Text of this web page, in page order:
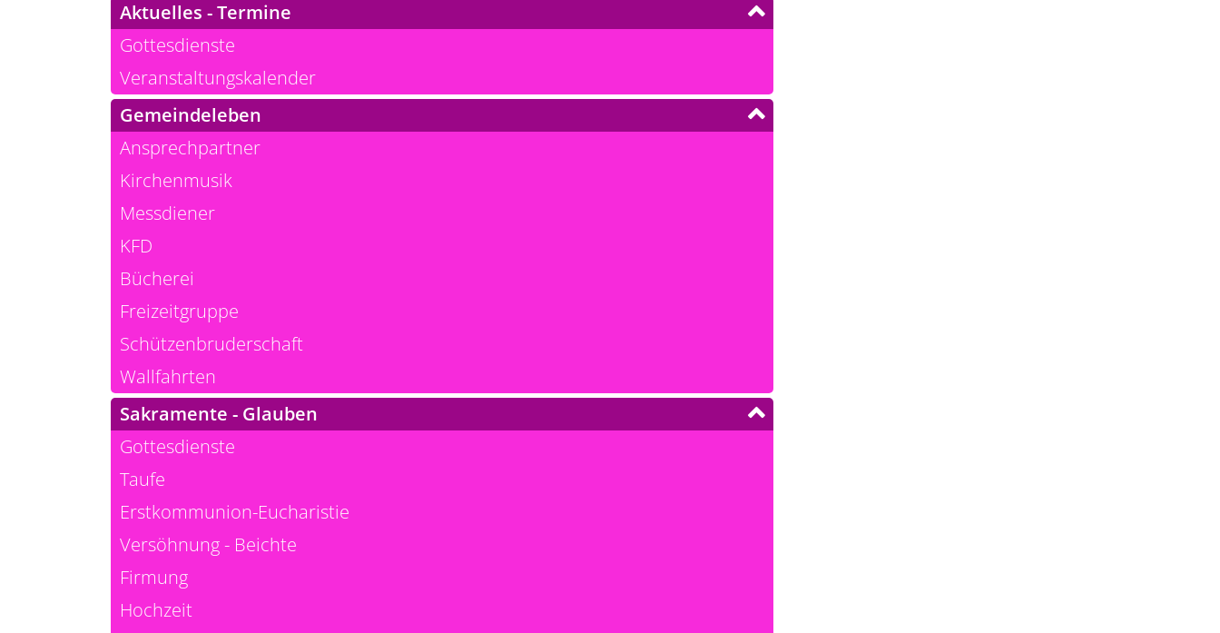
Aktuelles - Termine
Gottesdienste
Veranstaltungskalender
Gemeindeleben
Ansprechpartner
Kirchenmusik
Messdiener
KFD
Bücherei
Freizeitgruppe
Schützenbruderschaft
Wallfahrten
Sakramente - Glauben
Gottesdienste
Taufe
Erstkommunion-Eucharistie
Versöhnung - Beichte
Firmung
Hochzeit